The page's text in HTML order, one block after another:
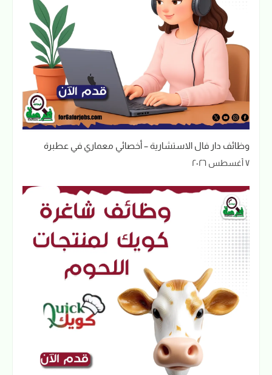
وظائف دار فال الاستشارية – أخصائي معماري في عطبرة
٧ أغسطس ٢٠٢٦